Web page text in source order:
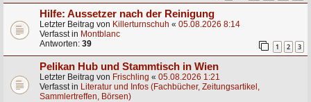
Hilfe: Aussetzer nach der Reinigung
Letzter Beitrag von Killerturnschuh « 05.08.2026 8:14
Verfasst in Montblanc
Antworten: 39 1 2 3
Pelikan Hub und Stammtisch in Wien
Letzter Beitrag von Frischling « 05.08.2026 1:21
Verfasst in Literatur und Infos (Fachbücher, Zeitungsartikel,
Sammlertreffen, Börsen)